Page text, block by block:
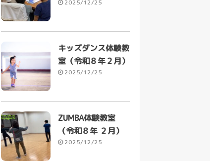
2025/12/25
キッズダンス体験教
室（令和８年２月）
2025/12/25
ZUMBA体験教室
（令和８年 ２月）
2025/12/25